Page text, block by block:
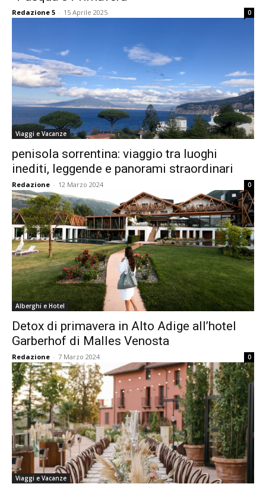
Redazione 5 - 15 Aprile 2025 0
Viaggi e Vacanze
penisola sorrentina: viaggio tra luoghi
inediti, leggende e panorami straordinari
Redazione - 12 Marzo 2024 0
Alberghi e Hotel
Detox di primavera in Alto Adige all’hotel
Garberhof di Malles Venosta
Redazione - 7 Marzo 2024 0
Viaggi e Vacanze